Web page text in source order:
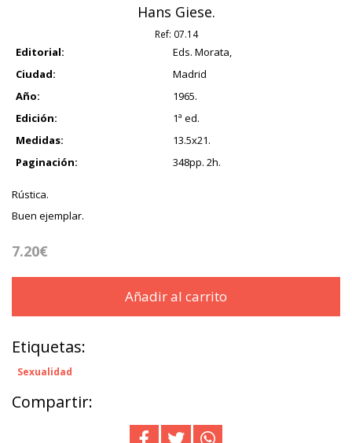
Hans Giese.
Ref: 07.14
Editorial:
Eds. Morata,
Ciudad:
Madrid
Año:
1965.
Edición:
1ª ed.
Medidas:
13.5x21.
Paginación:
348pp. 2h.
Rústica.
Buen ejemplar.
7.20€
Añadir al carrito
Etiquetas:
Sexualidad
Compartir: